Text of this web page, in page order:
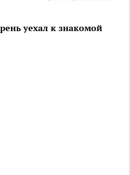
уехал к знакомой